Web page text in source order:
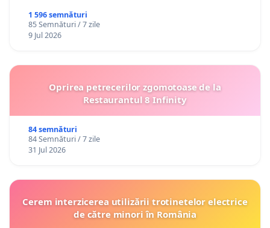
1 596 semnături
85 Semnături / 7 zile
9 Jul 2026
Oprirea petrecerilor zgomotoase de la
Restaurantul 8 Infinity
84 semnături
84 Semnături / 7 zile
31 Jul 2026
Cerem interzicerea utilizării trotinetelor electrice
de către minori în România